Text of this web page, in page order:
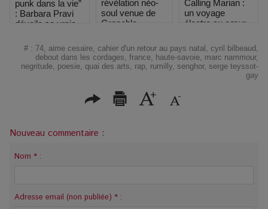
punk dans la vie”
: Barbara Pravi
dévoile sa vraie
Printemps de
Bourges
révélation néo-
soul venue de
Grenoble
Calling Marian :
un voyage
électro au cœur
# : 74, aime cesaire, cahier d'un retour au pays natal , cyril bilbeaud ,
debout dans les cordages, france, haute-savoie, marc nammour,
negritude, poesie, quai des arts, rap, rumilly, senghor, serge teyssot-
gay
Nouveau commentaire :
Nom * :
Adresse email (non publiée) * :